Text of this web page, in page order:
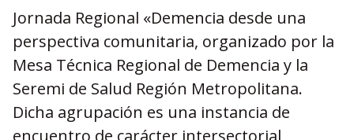
Jornada Regional «Demencia desde una
perspectiva comunitaria, organizado por la
Mesa Técnica Regional de Demencia y la
Seremi de Salud Región Metropolitana.
Dicha agrupación es una instancia de
encuentro de carácter intersectorial